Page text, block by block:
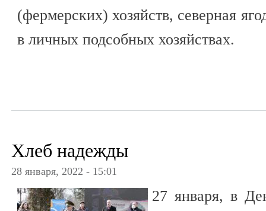
(фермерских) хозяйств, северная
в личных подсобных хозяйствах.
Хлеб надежды
28 января, 2022 - 15:01
27 января, в